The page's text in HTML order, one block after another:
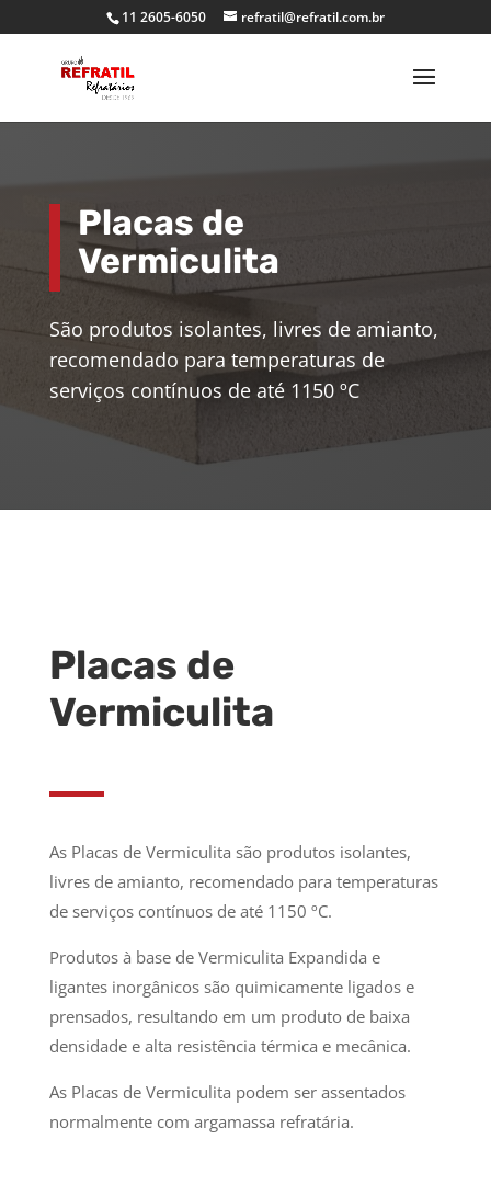
11 2605-6050 refratil@refratil.com.br
Placas de
Vermiculita
São produtos isolantes, livres de amianto,
recomendado para temperaturas de
serviços contínuos de até 1150 ºC
Placas de
Vermiculita
As Placas de Vermiculita são produtos isolantes,
livres de amianto, recomendado para temperaturas
de serviços contínuos de até 1150 ºC.
Produtos à base de Vermiculita Expandida e
ligantes inorgânicos são quimicamente ligados e
prensados, resultando em um produto de baixa
densidade e alta resistência térmica e mecânica.
As Placas de Vermiculita podem ser assentados
normalmente com argamassa refratária.